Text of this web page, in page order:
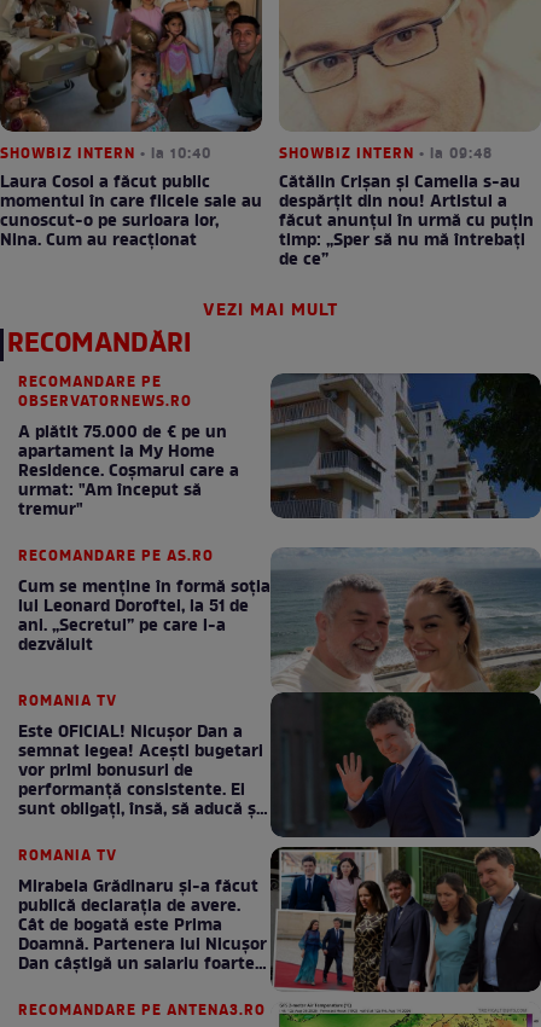
SHOWBIZ INTERN • la 10:40
Laura Cosoi a făcut public
momentul în care fiicele sale au
cunoscut-o pe surioara lor,
Nina. Cum au reacționat
SHOWBIZ INTERN • la 09:48
Cătălin Crișan și Camelia s-au
despărțit din nou! Artistul a
făcut anunțul în urmă cu puțin
timp: „Sper să nu mă întrebați
de ce”
VEZI MAI MULT
RECOMANDĂRI
RECOMANDARE PE
OBSERVATORNEWS.RO
A plătit 75.000 de € pe un
apartament la My Home
Residence. Coşmarul care a
urmat: "Am început să
tremur"
RECOMANDARE PE AS.RO
Cum se menţine în formă soţia
lui Leonard Doroftei, la 51 de
ani. „Secretul” pe care l-a
dezvăluit
ROMANIA TV
Este OFICIAL! Nicușor Dan a
semnat legea! Acești bugetari
vor primi bonusuri de
performanță consistente. Ei
sunt obligați, însă, să aducă și
ROMANIA TV
Mirabela Grădinaru și-a făcut
publică declarația de avere.
Cât de bogată este Prima
Doamnă. Partenera lui Nicușor
Dan câștigă un salariu foarte
RECOMANDARE PE ANTENA3.RO